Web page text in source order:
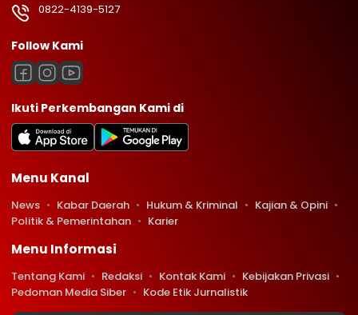
0822-4139-5127
Follow Kami
Ikuti Perkembangan Kami di
Menu Kanal
News Kabar Daerah Hukum & Kriminal
Kajian & Opini
Politik & Pemerintahan
Karier
Menu Informasi
Tentang Kami Redaksi Kontak Kami
Kebijakan Privasi
Pedoman Media Siber
Kode Etik Jurnalistik